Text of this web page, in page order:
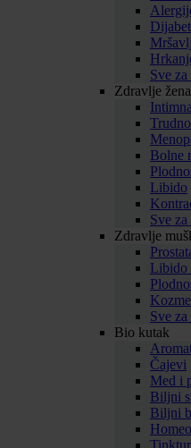
Sve
Zdravlje žena
Bolne
Libido
Sve
Zdravlje
Libido
Sve
Bio kutak
Čajevi
Med i
Biljni
Biljni